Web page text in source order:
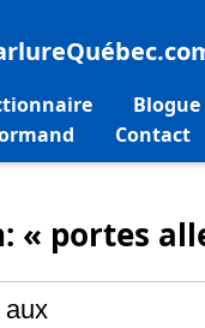
Blogue
Contact
« portes